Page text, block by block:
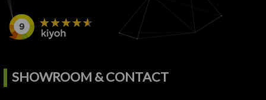
SHOWROOM & CONTACT